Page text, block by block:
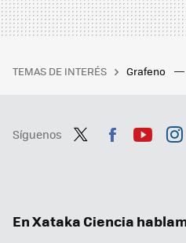
TEMAS DE INTERÉS Grafeno
Síguenos
En Xataka Ciencia